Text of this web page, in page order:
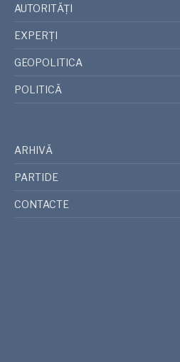
AUTORITĂȚI
EXPERȚI
GEOPOLITICA
POLITICĂ
ARHIVĂ
PARTIDE
CONTACTE